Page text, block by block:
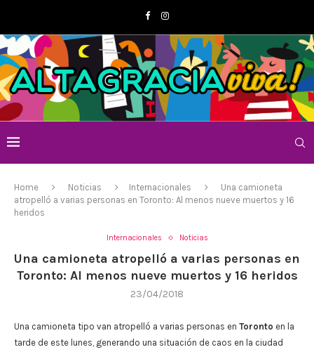
Home Noticias Internacionales
Una camioneta
atropelló a varias personas en Toronto: Al menos nueve muertos y 16
heridos
Internacionales Noticias
Una camioneta atropelló a varias personas en
Toronto: Al menos nueve muertos y 16 heridos
23/04/2018
Una camioneta tipo van atropelló a varias personas en Toronto en la
tarde de este lunes, generando una situación de caos en la ciudad